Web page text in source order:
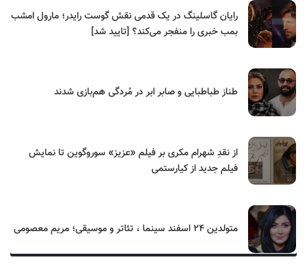
رایان گاسلینگ در یک قدمی نقش گوست رایدر؛ مارول امشب
بمب خبری را منفجر می‌کند؟ [تایید شد]
طناز طباطبایی و صابر ابر در مُردگی هم‌بازی شدند
از نقدِ شهرام مکری بر فیلم «عزیز» سوروگوین تا نمایش
فیلم جدید از کیارستمی
متولدین ۲۴ اسفند سینما ، تئاتر و موسیقی؛ مریم معصومی